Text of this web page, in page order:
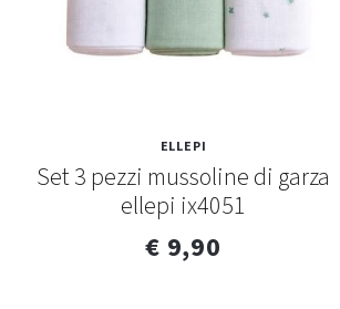
ELLEPI
Set 3 pezzi mussoline di garza
ellepi ix4051
€ 9,90